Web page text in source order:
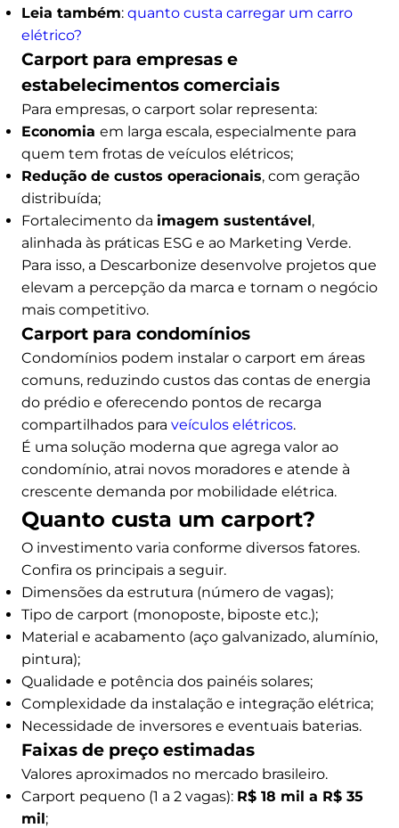
Leia também: quanto custa carregar um carro
elétrico?
Carport para empresas e
estabelecimentos comerciais
Para empresas, o carport solar representa:
Economia em larga escala, especialmente para
quem tem frotas de veículos elétricos;
Redução de custos operacionais, com geração
distribuída;
Fortalecimento da imagem sustentável,
alinhada às práticas ESG e ao Marketing Verde.
Para isso, a Descarbonize desenvolve projetos que
elevam a percepção da marca e tornam o negócio
mais competitivo.
Carport para condomínios
Condomínios podem instalar o carport em áreas
comuns, reduzindo custos das contas de energia
do prédio e oferecendo pontos de recarga
compartilhados para veículos elétricos.
É uma solução moderna que agrega valor ao
condomínio, atrai novos moradores e atende à
crescente demanda por mobilidade elétrica.
Quanto custa um carport?
O investimento varia conforme diversos fatores.
Confira os principais a seguir.
Dimensões da estrutura (número de vagas);
Tipo de carport (monoposte, biposte etc.);
Material e acabamento (aço galvanizado, alumínio,
pintura);
Qualidade e potência dos painéis solares;
Complexidade da instalação e integração elétrica;
Necessidade de inversores e eventuais baterias.
Faixas de preço estimadas
Valores aproximados no mercado brasileiro.
Carport pequeno (1 a 2 vagas): R$ 18 mil a R$ 35
mil;